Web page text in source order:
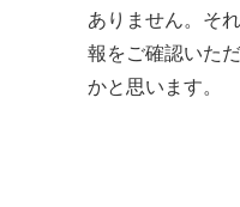
ありません。そ
報をご確認いた
かと思います。